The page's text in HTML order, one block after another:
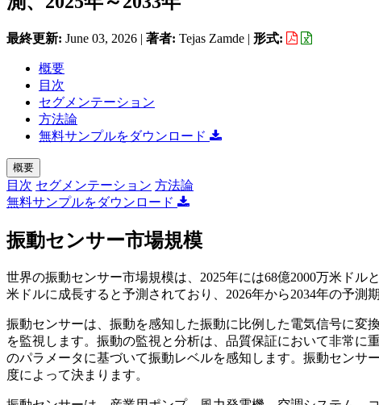
最終更新: June 03, 2026 | 著者: Tejas Zamde | 形式:
概要
目次
セグメンテーション
方法論
無料サンプルをダウンロード
概要
目次 セグメンテーション 方法論
無料サンプルをダウンロード
振動センサー市場規模
世界の振動センサー市場規模は、2025年には68億2000万米ドル
米ドルに成長すると予測されており、2026年から2034年の予測
振動センサーは、振動を感知した振動に比例した電気信号に変
を監視します。振動の監視と分析は、品質保証において非常に
のパラメータに基づいて振動レベルを感知します。振動センサ
度によって決まります。